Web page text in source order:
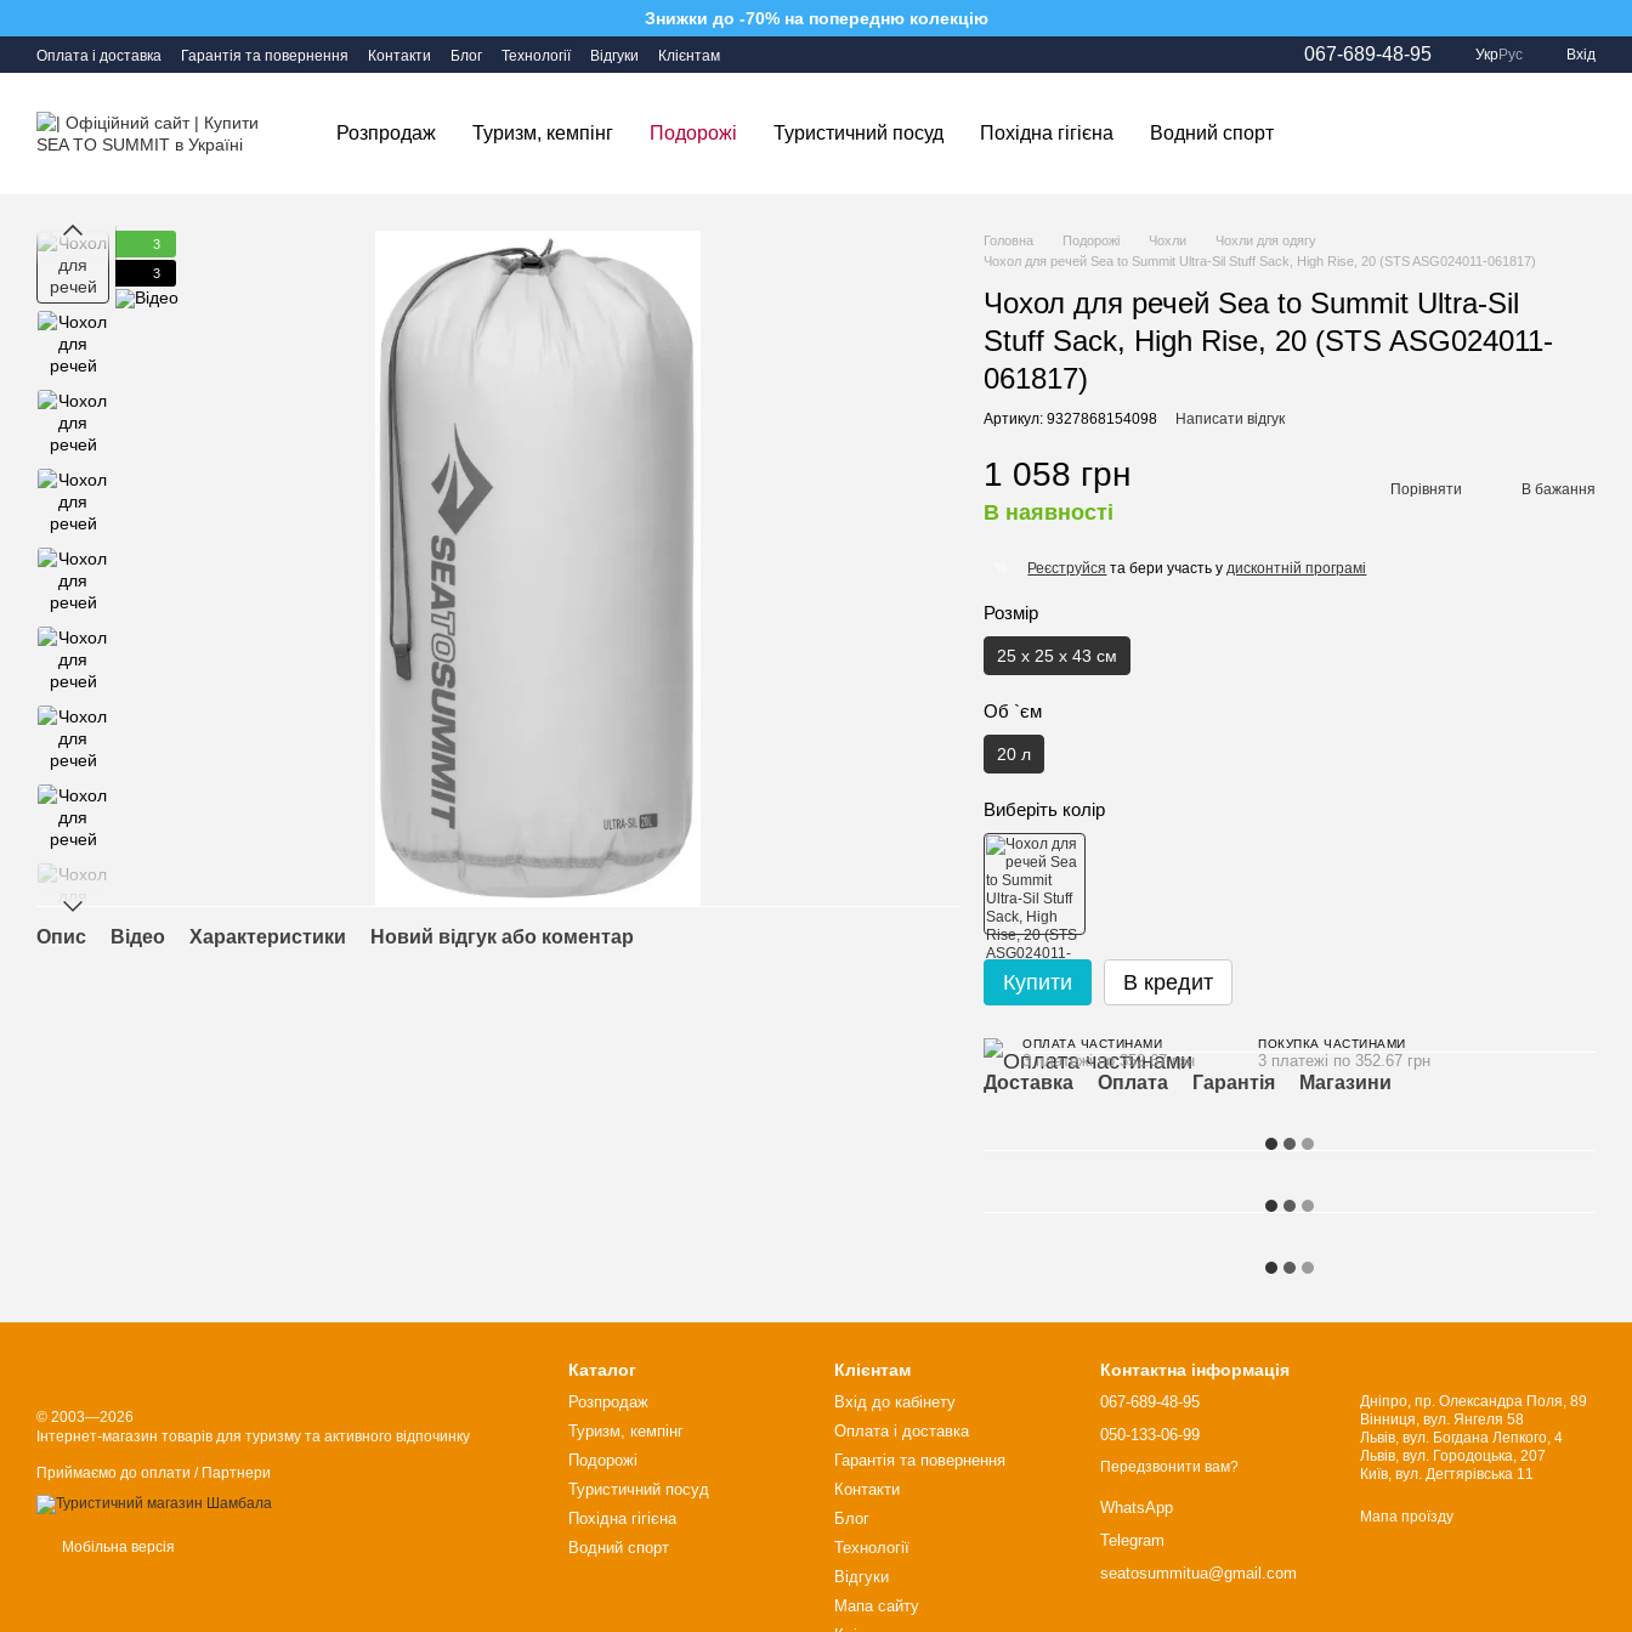
Знижки до -70% на попередню колекцію
Оплата і доставка Гарантія та повернення Контакти Блог Технології Відгуки Клієнтам 067-689-48-95 УкрРус Вхід
Розпродаж Туризм, кемпінг Подорожі Туристичний посуд Похідна гігієна Водний спорт
3
3
Опис Відео Характеристики Новий відгук або коментар
Головна Подорожі Чохли
Чохли для одягу
Чохол для речей Sea to Summit Ultra-Sil Stuff Sack, High Rise, 20 (STS ASG024011-061817)
Чохол для речей Sea to Summit Ultra-Sil
Stuff Sack, High Rise, 20 (STS ASG024011-
061817)
Артикул: 9327868154098 Написати відгук
1 058 грн
В наявності
Порівняти В бажання
Реєструйся та бери участь у дисконтній програмі
Розмір
25 x 25 x 43 см
Об `єм
20 л
Виберіть колір
Купити В кредит
ОПЛАТА ЧАСТИНАМИ
3 платежі по 352.67 грн
ПОКУПКА ЧАСТИНАМИ
3 платежі по 352.67 грн
Доставка Оплата Гарантія Магазини
© 2003—2026
Інтернет-магазин товарів для туризму та активного відпочинку
Приймаємо до оплати / Партнери
Мобільна версія
Каталог
Розпродаж
Туризм, кемпінг
Подорожі
Туристичний посуд
Похідна гігієна
Водний спорт
Клієнтам
Вхід до кабінету
Оплата і доставка
Гарантія та повернення
Контакти
Блог
Технології
Відгуки
Мапа сайту
Контактна інформація
067-689-48-95
050-133-06-99
Передзвонити вам?
WhatsApp
Telegram
seatosummitua@gmail.com
Дніпро, пр. Олександра Поля, 89
Вінниця, вул. Янгеля 58
Львів, вул. Богдана Лепкого, 4
Львів, вул. Городоцька, 207
Київ, вул. Дегтярівська 11
Мапа проїзду